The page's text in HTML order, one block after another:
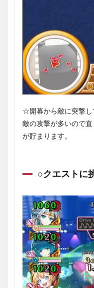
☆開幕から敵に突撃し
敵の攻撃が多いので
が貯まります。
○クエストに